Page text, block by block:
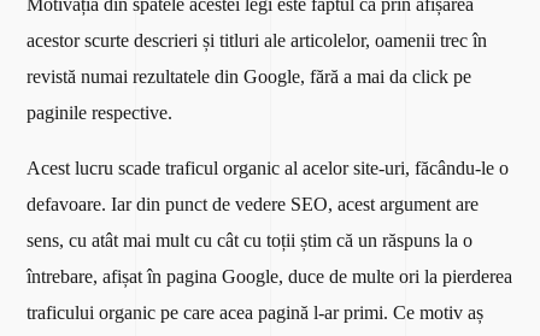
acestor scurte descrieri și titluri ale articolelor, oamenii trec în
revistă numai rezultatele din Google, fără a mai da click pe
paginile respective.
Acest lucru scade traficul organic al acelor site-uri, făcându-le o
defavoare. Iar din punct de vedere SEO, acest argument are
sens, cu atât mai mult cu cât cu toții știm că un răspuns la o
întrebare, afișat în pagina Google, duce de multe ori la pierderea
traficului organic pe care acea pagină l-ar primi. Ce motiv aș